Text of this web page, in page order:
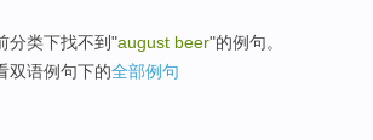
分类下找不到"august beer"的例句。
双语例句下的全部例句